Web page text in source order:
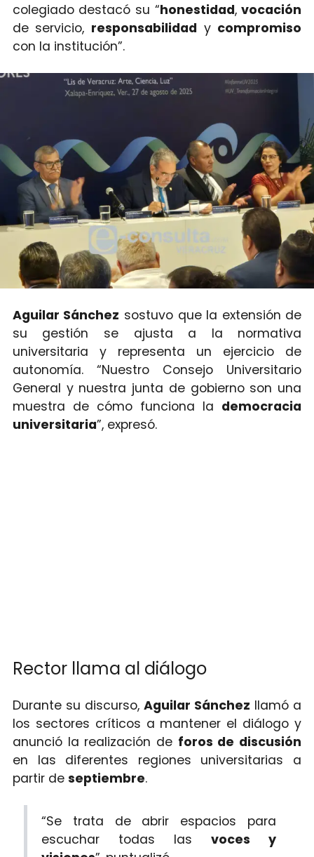
colegiado destacó su “honestidad,vocación
de servicio, responsabilidad y compromiso
con la institución”.
Aguilar Sánchez sostuvo que la extensión de
su gestión se ajusta a la normativa
universitaria y representa un ejercicio de
autonomía. “Nuestro Consejo Universitario
General y nuestra junta de gobierno son una
muestra de cómo funciona la democracia
universitaria”, expresó.
Rector llama al diálogo
Durante su discurso, Aguilar Sánchez llamó a
los sectores críticos a mantener el diálogo y
anunció la realización de foros de discusión
en las diferentes regiones universitarias a
partir de septiembre.
“Se trata de abrir espacios para
escuchar todas las voces y